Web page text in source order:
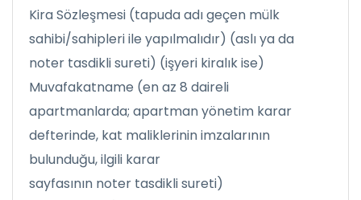
Kira Sözleşmesi (tapuda adı geçen mülk
sahibi/sahipleri ile yapılmalıdır) (aslı ya da
noter tasdikli sureti) (işyeri kiralık ise)
Muvafakatname (en az 8 daireli
apartmanlarda; apartman yönetim karar
defterinde, kat maliklerinin imzalarının
bulunduğu, ilgili karar
sayfasının noter tasdikli sureti)